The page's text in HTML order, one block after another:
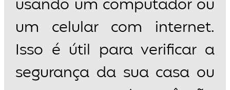
usando um computador ou
um celular com internet.
Isso é útil para verificar a
segurança da sua casa ou